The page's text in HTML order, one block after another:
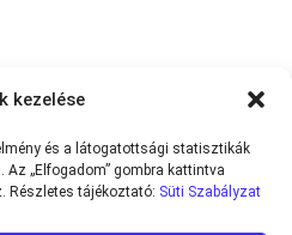
kezelése
és a látogatottsági statisztikák
„Elfogadom” gombra kattintva
Részletes tájékoztató: Süti Szabályzat